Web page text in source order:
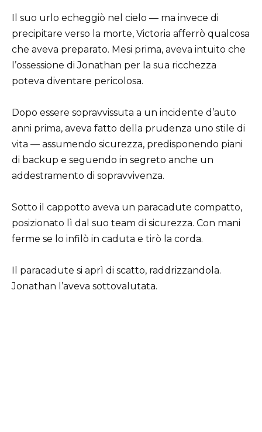
Il suo urlo echeggiò nel cielo — ma invece di
precipitare verso la morte, Victoria afferrò qualcosa
che aveva preparato. Mesi prima, aveva intuito che
l’ossessione di Jonathan per la sua ricchezza
poteva diventare pericolosa.
Dopo essere sopravvissuta a un incidente d’auto
anni prima, aveva fatto della prudenza uno stile di
vita — assumendo sicurezza, predisponendo piani
di backup e seguendo in segreto anche un
addestramento di sopravvivenza.
Sotto il cappotto aveva un paracadute compatto,
posizionato lì dal suo team di sicurezza. Con mani
ferme se lo infilò in caduta e tirò la corda.
Il paracadute si aprì di scatto, raddrizzandola.
Jonathan l’aveva sottovalutata.